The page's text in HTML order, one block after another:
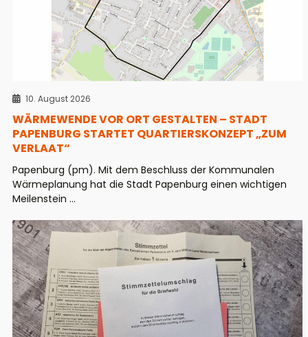
10. August 2026
WÄRMEWENDE VOR ORT GESTALTEN – STADT
PAPENBURG STARTET QUARTIERSKONZEPT „ZUM
VERLAAT“
Papenburg (pm). Mit dem Beschluss der Kommunalen
Wärmeplanung hat die Stadt Papenburg einen wichtigen
Meilenstein ...